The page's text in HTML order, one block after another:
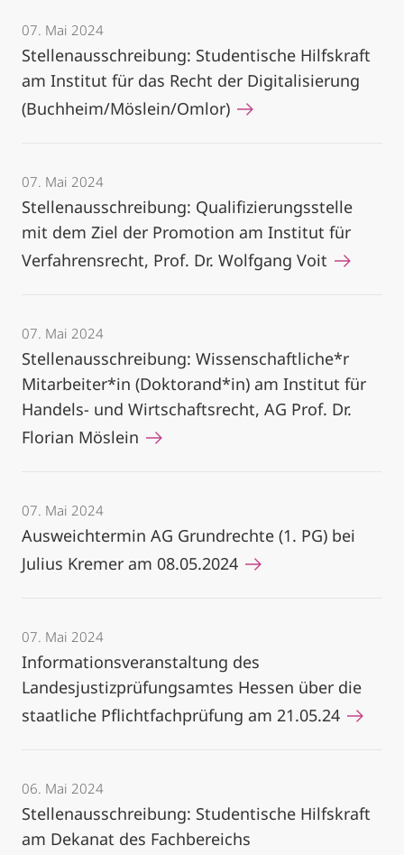
07. Mai 2024
Stellenausschreibung: Studentische Hilfskraft
am Institut für das Recht der Digitalisierung
(Buchheim/Möslein/Omlor)
07. Mai 2024
Stellenausschreibung: Qualifizierungsstelle
mit dem Ziel der Promotion am Institut für
Verfahrensrecht, Prof. Dr. Wolfgang Voit
07. Mai 2024
Stellenausschreibung: Wissenschaftliche*r
Mitarbeiter*in (Doktorand*in) am Institut für
Handels- und Wirtschaftsrecht, AG Prof. Dr.
Florian Möslein
07. Mai 2024
Ausweichtermin AG Grundrechte (1. PG) bei
Julius Kremer am 08.05.2024
07. Mai 2024
Informationsveranstaltung des
Landesjustizprüfungsamtes Hessen über die
staatliche Pflichtfachprüfung am 21.05.24
06. Mai 2024
Stellenausschreibung: Studentische Hilfskraft
am Dekanat des Fachbereichs